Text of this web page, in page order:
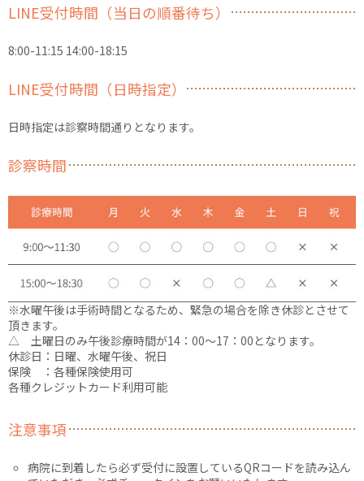
LINE受付時間（当日の順番待ち）
8:00-11:15 14:00-18:15
LINE受付時間（日時指定）
日時指定は診察時間通りとなります。
診察時間
※水曜午後は手術時間となるため、緊急の場合を除き休診とさせて
頂きます。
△ 土曜日のみ午後診療時間が14：00〜17：00となります。
休診日：日曜、水曜午後、祝日
保険 ：各種保険使用可
各種クレジットカード利用可能
注意事項
病院に到着したら必ず受付に設置しているQRコードを読み込ん